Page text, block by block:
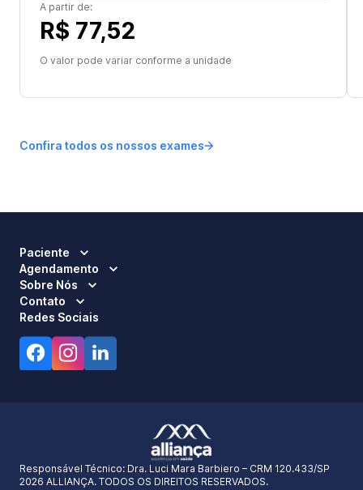
A partir de:
R$ 77,52
O valor pode variar conforme a unidade
Confira todos os nossos exames
Paciente
Agendamento
Sobre Nós
Contato
Redes Sociais
Responsável Técnico: Dra. Luci Mara Barbiero – CRM 120.433/SP
2026 ALLIANÇA. TODOS OS DIREITOS RESERVADOS.